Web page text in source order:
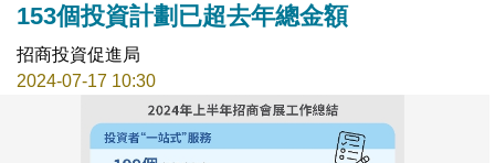
153個投資計劃已超去年總金額
招商投資促進局
2024-07-17 10:30